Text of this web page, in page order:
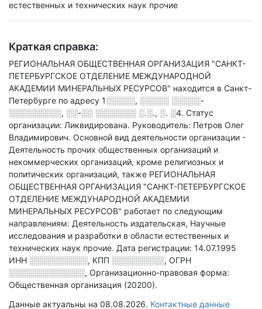
естественных и технических наук прочие
Краткая справка:
РЕГИОНАЛЬНАЯ ОБЩЕСТВЕННАЯ ОРГАНИЗАЦИЯ "САНКТ-
ПЕТЕРБУРГСКОЕ ОТДЕЛЕНИЕ МЕЖДУНАРОДНОЙ
АКАДЕМИИ МИНЕРАЛЬНЫХ РЕСУРСОВ" находится в Санкт-
Петербурге по адресу 1░░░░░, ░░░░░ ░░░░░-
░░░░░░░░░, ░░-░░ ░░░░░░░ ░.░., ░. ░4. Статус
организации: Ликвидирована. Руководитель: Петров Олег
Владимирович. Основной вид деятельности организации -
Деятельность прочих общественных организаций и
некоммерческих организаций, кроме религиозных и
политических организаций, также РЕГИОНАЛЬНАЯ
ОБЩЕСТВЕННАЯ ОРГАНИЗАЦИЯ "САНКТ-ПЕТЕРБУРГСКОЕ
ОТДЕЛЕНИЕ МЕЖДУНАРОДНОЙ АКАДЕМИИ
МИНЕРАЛЬНЫХ РЕСУРСОВ" работает по следующим
направлениям: Деятельность издательская, Научные
исследования и разработки в области естественных и
технических наук прочие. Дата регистрации: 14.07.1995
ИНН ░░░░░░░░░░, КПП ░░░░░░░░░, ОГРН
░░░░░░░░░░░░░, Организационно-правовая форма:
Общественная организация (20200).
Данные актуальны на 08.08.2026. Контактные данные